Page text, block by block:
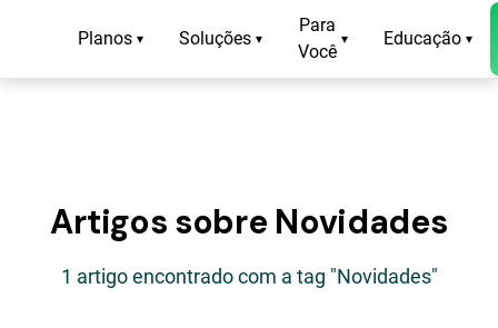
Planos ▾ Soluções ▾
Para
Você
▾ Educação ▾
Artigos sobre Novidades
1 artigo encontrado com a tag "Novidades"